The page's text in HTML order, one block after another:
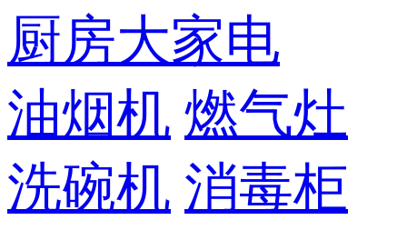
厨房大家电
油烟机 燃气灶
洗碗机 消毒柜